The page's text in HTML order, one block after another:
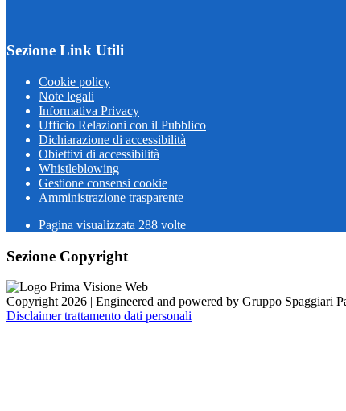
Sezione Link Utili
Cookie policy
Note legali
Informativa Privacy
Ufficio Relazioni con il Pubblico
Dichiarazione di accessibilità
Obiettivi di accessibilità
Whistleblowing
Gestione consensi cookie
Amministrazione trasparente
Pagina visualizzata 288 volte
Sezione Copyright
Copyright 2026 | Engineered and powered by Gruppo Spaggiari
Disclaimer trattamento dati personali